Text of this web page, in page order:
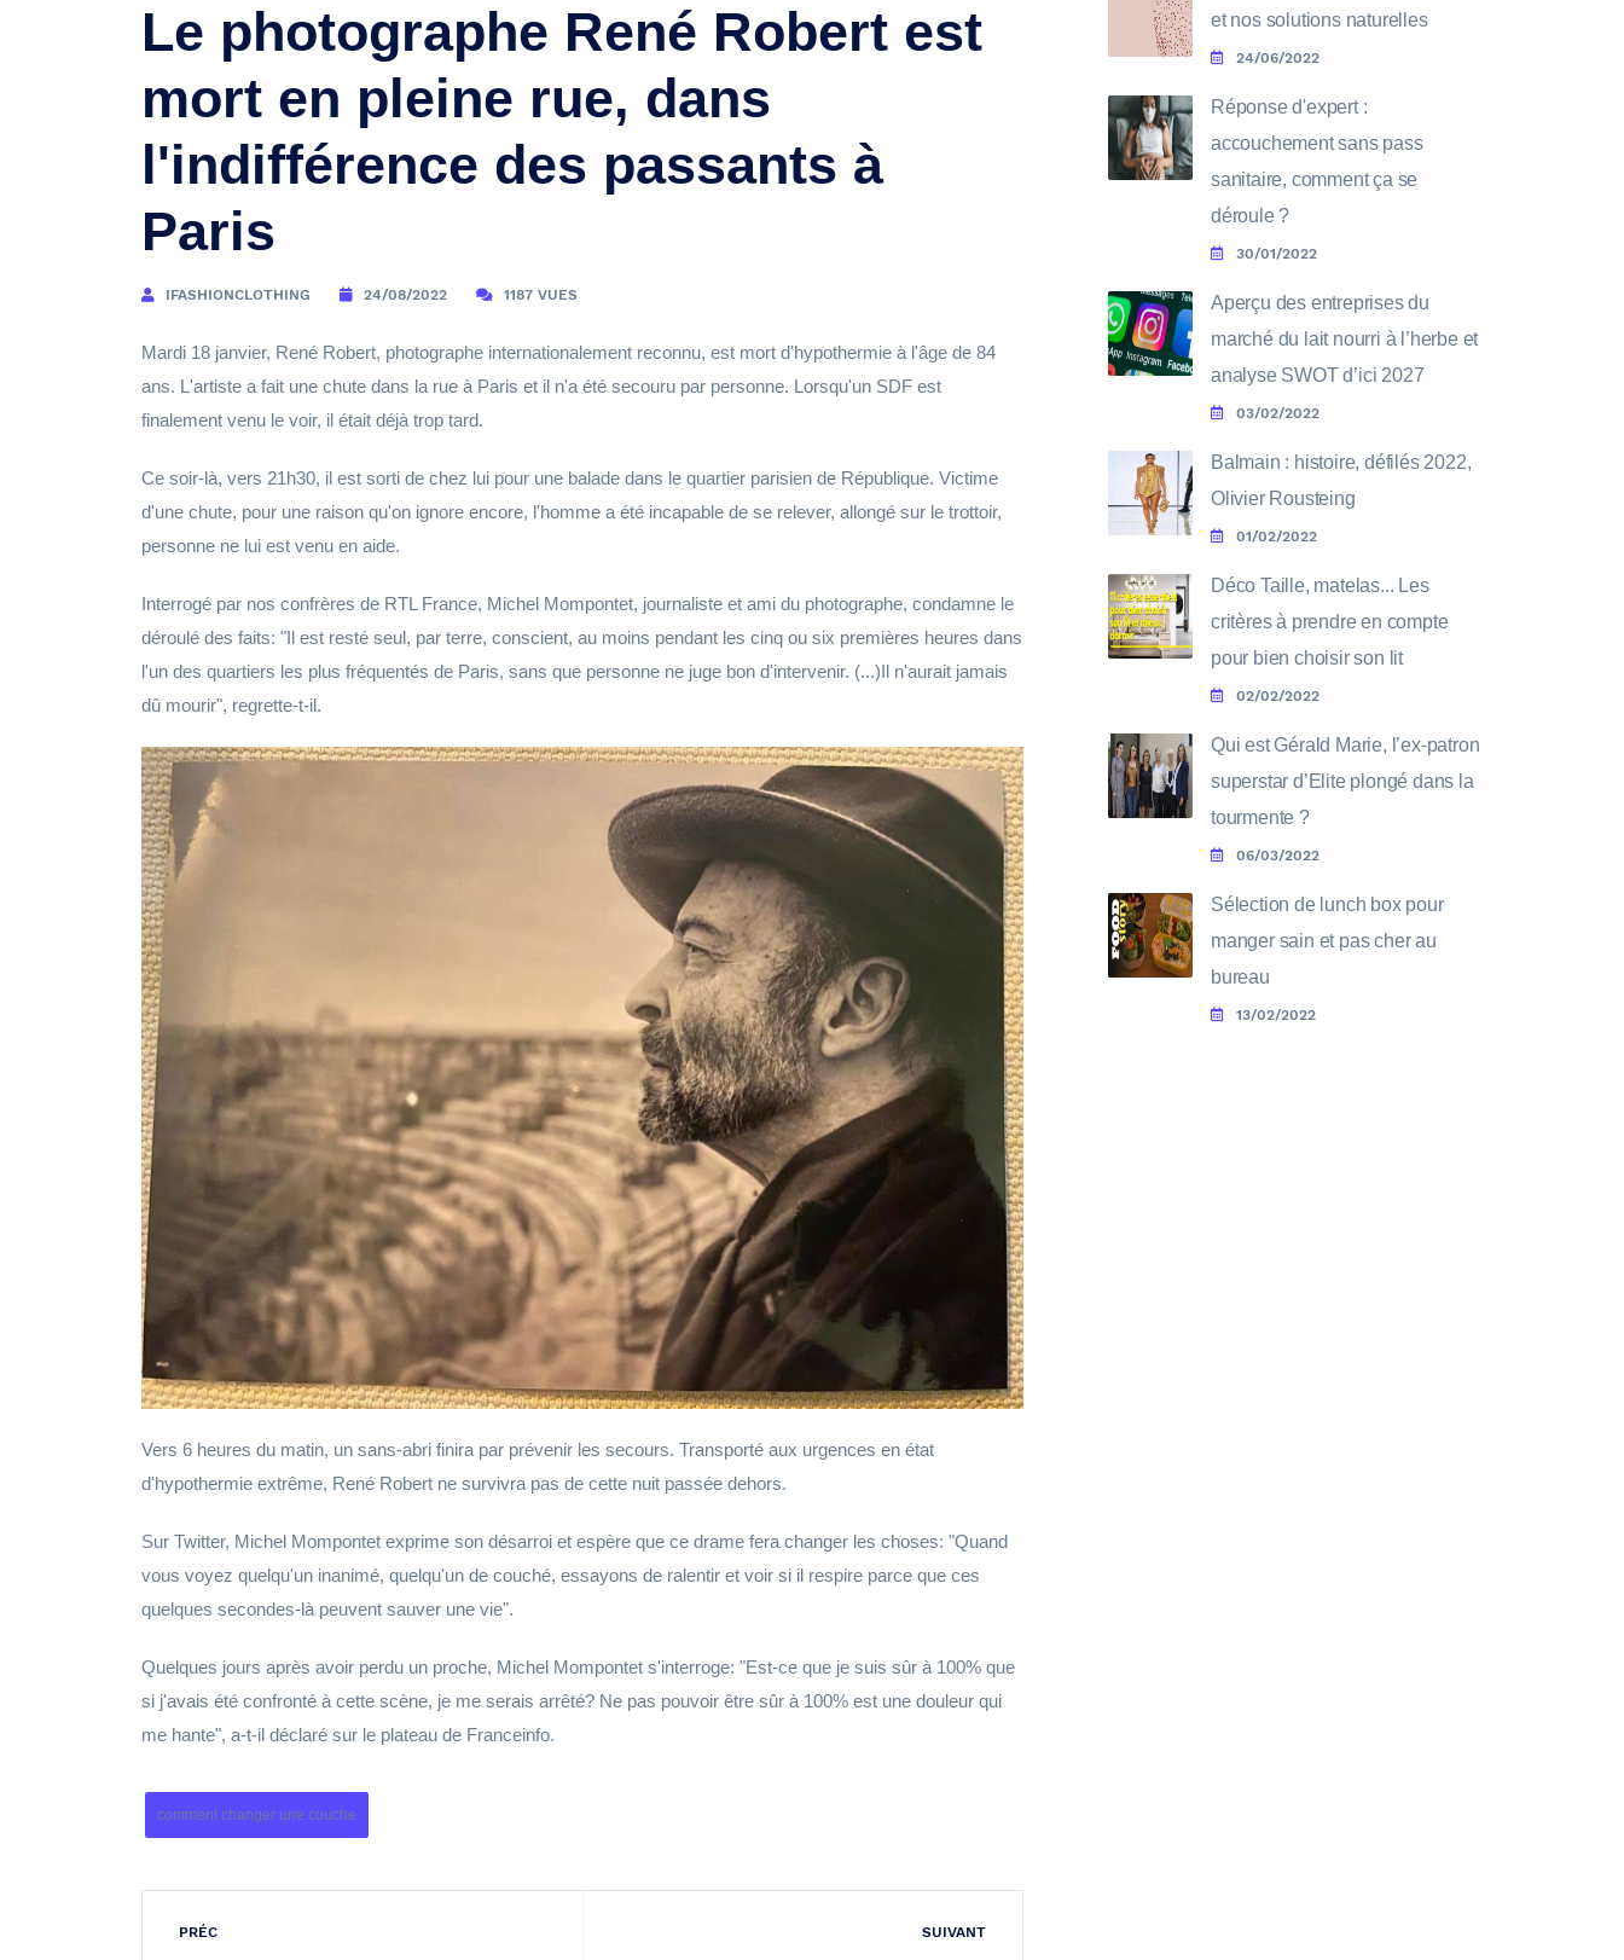
Le photographe René Robert est
mort en pleine rue, dans
l'indifférence des passants à
Paris
IFASHIONCLOTHING 24/08/2022 1187 VUES
Mardi 18 janvier, René Robert, photographe internationalement reconnu, est mort d'hypothermie à l'âge de 84
ans. L'artiste a fait une chute dans la rue à Paris et il n'a été secouru par personne. Lorsqu'un SDF est
finalement venu le voir, il était déjà trop tard.
Ce soir-là, vers 21h30, il est sorti de chez lui pour une balade dans le quartier parisien de République. Victime
d'une chute, pour une raison qu'on ignore encore, l'homme a été incapable de se relever, allongé sur le trottoir,
personne ne lui est venu en aide.
Interrogé par nos confrères de RTL France, Michel Mompontet, journaliste et ami du photographe, condamne le
déroulé des faits: "Il est resté seul, par terre, conscient, au moins pendant les cinq ou six premières heures dans
l'un des quartiers les plus fréquentés de Paris, sans que personne ne juge bon d'intervenir. (...)Il n'aurait jamais
dû mourir", regrette-t-il.
Vers 6 heures du matin, un sans-abri finira par prévenir les secours. Transporté aux urgences en état
d'hypothermie extrême, René Robert ne survivra pas de cette nuit passée dehors.
Sur Twitter, Michel Mompontet exprime son désarroi et espère que ce drame fera changer les choses: "Quand
vous voyez quelqu'un inanimé, quelqu'un de couché, essayons de ralentir et voir si il respire parce que ces
quelques secondes-là peuvent sauver une vie".
Quelques jours après avoir perdu un proche, Michel Mompontet s'interroge: "Est-ce que je suis sûr à 100% que
si j'avais été confronté à cette scène, je me serais arrêté? Ne pas pouvoir être sûr à 100% est une douleur qui
me hante", a-t-il déclaré sur le plateau de Franceinfo.
comment changer une couche
PRÉC SUIVANT
et nos solutions naturelles
24/06/2022
Réponse d'expert :
accouchement sans pass
sanitaire, comment ça se
déroule ?
30/01/2022
Aperçu des entreprises du
marché du lait nourri à l’herbe et
analyse SWOT d’ici 2027
03/02/2022
Balmain : histoire, défilés 2022,
Olivier Rousteing
01/02/2022
Déco Taille, matelas... Les
critères à prendre en compte
pour bien choisir son lit
02/02/2022
Qui est Gérald Marie, l’ex-patron
superstar d’Elite plongé dans la
tourmente ?
06/03/2022
Sélection de lunch box pour
manger sain et pas cher au
bureau
13/02/2022